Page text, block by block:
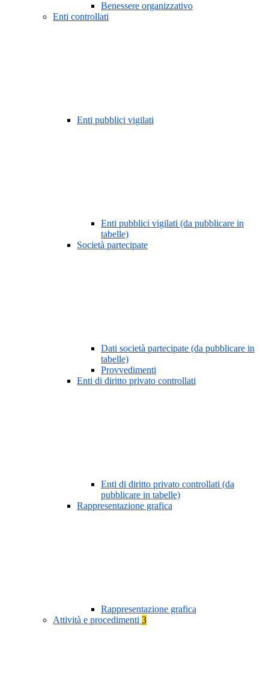
Benessere organizzativo
Enti controllati
Enti pubblici vigilati
Enti pubblici vigilati (da pubblicare in
tabelle)
Società partecipate
Dati società partecipate (da pubblicare in
tabelle)
Provvedimenti
Enti di diritto privato controllati
Enti di diritto privato controllati (da
pubblicare in tabelle)
Rappresentazione grafica
Rappresentazione grafica
Attività e procedimenti 3